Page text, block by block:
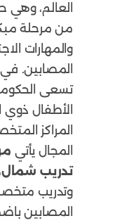
العالم، وهي
من مرحلة
والمهارات
المصابين.
تسعى
الأطفال ذوي
المراكز
المجال يأتي
تدريب شمال
وتدريب
المصابين